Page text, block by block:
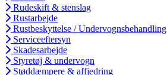
Rudeskift & stenslag
Rustarbejde
Rustbeskyttelse / Undervognsbehandling
Serviceeftersyn
Skadesarbejde
Styretøj & undervogn
Støddæmpere & affjedring